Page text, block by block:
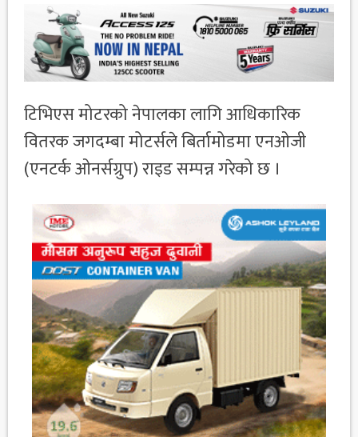
टिभिएस मोटरको नेपालका लागि आधिकारिक
वितरक जगदम्बा मोटर्सले बिर्तामोडमा एनओजी
(एनटर्क ओनर्सग्रुप) राइड सम्पन्न गरेको छ ।